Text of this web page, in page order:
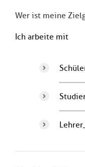
Wer ist meine
Ich arbeite mit